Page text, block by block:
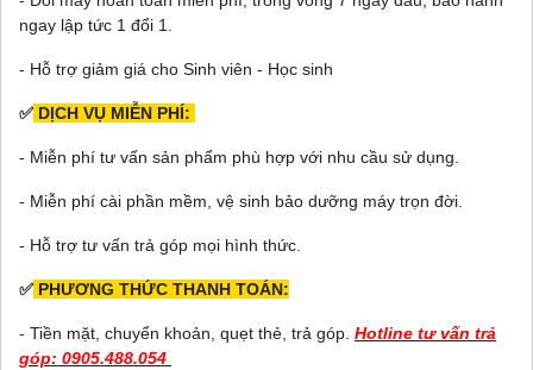
ngay lập tức 1 đổi 1.
- Hỗ trợ giảm giá cho Sinh viên - Học sinh
✅ DỊCH VỤ MIỄN PHÍ:
- Miễn phí tư vấn sản phẩm phù hợp với nhu cầu sử dụng.
- Miễn phí cài phần mềm, vệ sinh bảo dưỡng máy trọn đời.
- Hỗ trợ tư vấn trả góp mọi hình thức.
✅ PHƯƠNG THỨC THANH TOÁN:
- Tiền mặt, chuyển khoản, quẹt thẻ, trả góp. Hotline tư vấn trả
góp: 0905.488.054